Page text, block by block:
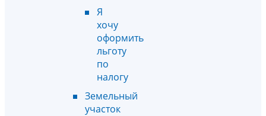
Я
хочу
оформить
льготу
по
налогу
Земельный
участок